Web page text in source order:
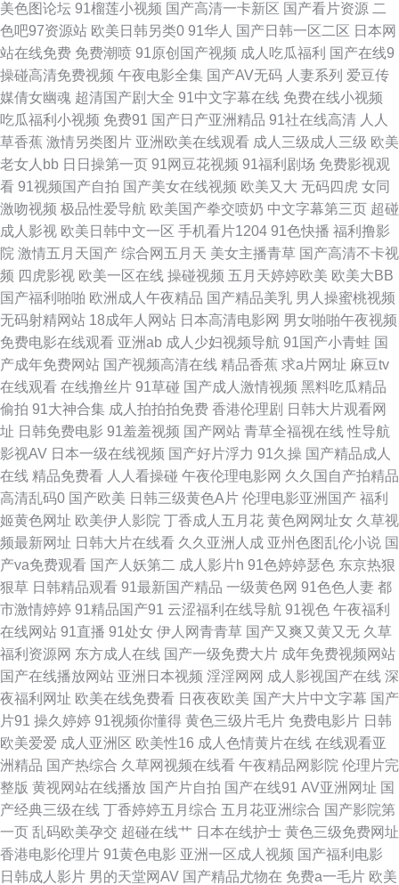
品九区 欧美精品一二三期 91小 九九热9 熟女四级片 大香蕉在线A片 极品白
丝喷浆在线观看免费 三味影院 91官方网站免费观看 美女视频免费在线观看
很黄 色桃视频 狼人伊人 日韩高清com 亚洲第一伊人 91在线视频观看 国产精
品18 免费看片91网站 91成长人版网 日韩av黄 91操网址 91社在线 99视频
黑丝美女 免費激情網址 亚州av自拍 成年人黄色上床一级视频 91f看片免费入
口 97视频总站资源在线观看 污污色色的视频 99超碰人人爱 电影免费网站 九
1免费视频 探花网站黄 99热这里有精品首页8 精品国产综合 色黄啪妹免网站
上 91豆花网页 xxxwww96网站 久久视频这里只有精品 bt之家bt天堂 一区一
去一区一级 www大香蕉com 91香蕉污污污 黄色图片 欧美瑟瑟视频 三级网站
在线 神马电影院在线电影 91内射视频 91白虎网站 深夜视频免费观看 91人
人射人人櫓 精品人人视屏 97人人专区 黄色视频一区二区 91原创大神在线地
址 天天综合网 婷婷久月 成人欧美在线 亚洲成人人网 91在线影音 理伦影片
自拍视频网站 97国产 国产写真在线视频 日韩妞网 91黄瓜 成年人免费观看
伦理视频91 91TV网页 成人ts伪娘 欧美色吧国产精品 在线看免费在线看 久草
资源站 黄色在线久草 幽怨美女模特私房自拍 湿哒哒 草莓视频网站 天堂在线
中文后入巨乳 黑丝巨乳 91白丝传媒在线观看入口 国内老91在线观看 野花免
费高清在线观看视频 海角原创海角视频 在线电影免费收看 免费91 91视频孕
妇 欧美在线淫淫 99热精品一区 色蜜 福利社在线试看一分钟嫩草 91色情软件
入口 国产在线精品自拍 www成人精品 av免费观看网站 四虎新影院2019址
97人模人人爱 青青草视频 韩国日本理论一级 少妇被后入 91看片免费广告
美色图论坛 91榴莲小视频 国产高清一卡新区 国产看片资源 二
色吧97资源站 欧美日韩另类0 91华人 国产日韩一区二区 日本网
站在线免费 免费潮喷 91原创国产视频 成人吃瓜福利 国产在线9
操碰高清免费视频 午夜电影全集 国产AV无码 人妻系列 爱豆传
媒倩女幽魂 超清国产剧大全 91中文字幕在线 免费在线小视频
吃瓜福利小视频 免费91 国产日产亚洲精品 91社在线高清 人人
草香蕉 激情另类图片 亚洲欧美在线观看 成人三级成人三级 欧美
老女人bb 日日操第一页 91网豆花视频 91福利剧场 免费影视观
看 91视频国产自拍 国产美女在线视频 欧美又大 无码四虎 女同
激吻视频 极品性爱导航 欧美国产拳交喷奶 中文字幕第三页 超碰
成人影视 欧美日韩中文一区 手机看片1204 91色快播 福利撸影
院 激情五月天国产 综合网五月天 美女主播青草 国产高清不卡视
频 四虎影视 欧美一区在线 操碰视频 五月天婷婷欧美 欧美大BB
国产福利啪啪 欧洲成人午夜精品 国产精品美乳 男人操蜜桃视频
无码射精网站 18成年人网站 日本高清电影网 男女啪啪午夜视频
免费电影在线观看 亚洲ab 成人少妇视频导航 91国产小青蛙 国
产成年免费网站 国产视频高清在线 精品香蕉 求a片网址 麻豆tv
在线观看 在线撸丝片 91草碰 国产成人激情视频 黑料吃瓜精品
偷拍 91大神合集 成人拍拍拍免费 香港伦理剧 日韩大片观看网
址 日韩免费电影 91羞羞视频 国产网站 青草全福视在线 性导航
影视AV 日本一级在线视频 国产好片浮力 91久操 国产精品成人
在线 精品免费看 人人看操碰 午夜伦理电影网 久久国自产拍精品
高清乱码0 国产欧美 日韩三级黄色A片 伦理电影亚洲国产 福利
姬黄色网址 欧美伊人影院 丁香成人五月花 黄色网网址女 久草视
频最新网址 日韩大片在线看 久久亚洲人成 亚州色图乱伦小说 国
产va免费观看 国产人妖第二 成人影片h 91色婷婷瑟色 东京热狠
狠草 日韩精品观看 91最新国产精品 一级黄色网 91色色人妻 都
市激情婷婷 91精品国产91 云涩福利在线导航 91视色 午夜福利
在线网站 91直播 91处女 伊人网青青草 国产又爽又黄又无 久草
福利资源网 东方成人在线 国产一级免费大片 成年免费视频网站
国产在线播放网站 亚洲日本视频 淫淫网网 成人影视国产在线 深
夜福利网址 欧美在线免费看 日夜夜欧美 国产大片中文字幕 国产
片91 操久婷婷 91视频你懂得 黄色三级片毛片 免费电影片 日韩
欧美爱爱 成人亚洲区 欧美性16 成人色情黄片在线 在线观看亚
洲精品 国产热综合 久草网视频在线看 午夜精品网影院 伦理片完
整版 黄视网站在线播放 国产片自拍 国产在线91 AV亚洲网址 国
产经典三级在线 丁香婷婷五月综合 五月花亚洲综合 国产影院第
一页 乱码欧美孕交 超碰在线艹 日本在线护士 黄色三级免费网址
香港电影伦理片 91黄色电影 亚洲一区成人视频 国产福利电影
日韩成人影片 男的天堂网AV 国产精品尤物在 免费a一毛片 欧美